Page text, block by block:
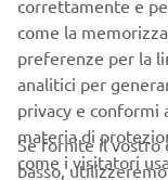
"Double-style"
By Rough Crafts,
Scopri di più
correttamente e
come la
preferenze per la
analitici per
privacy e conformi
materia di
come i visitatori
Se fornite il vostro
basso,